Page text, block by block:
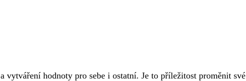
a vytváření hodnoty pro sebe i ostatní. Je to příležitost proměnit své